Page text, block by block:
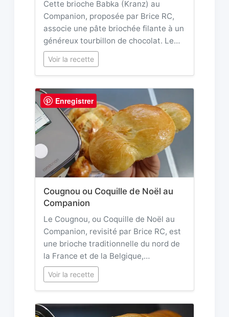
Cette brioche Babka (Kranz) au
Companion, proposée par Brice RC,
associe une pâte briochée filante à un
généreux tourbillon de chocolat. Le…
Voir la recette
Cougnou ou Coquille de Noël au
Companion
Le Cougnou, ou Coquille de Noël au
Companion, revisité par Brice RC, est
une brioche traditionnelle du nord de
la France et de la Belgique,…
Voir la recette
Enregistrer